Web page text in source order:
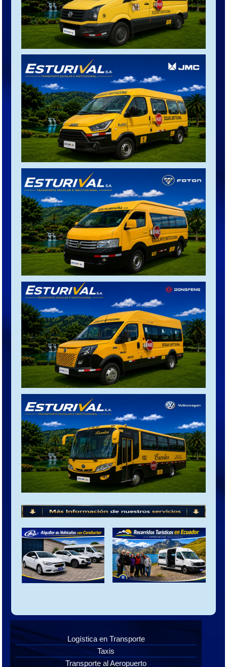
Logística en Transporte
Taxis
Transporte al Aeropuerto